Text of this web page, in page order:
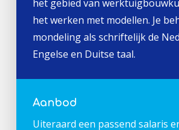
het gebied van
het werken met modellen. Je
mondeling als schriftelijk de
Engelse en Duitse taal.
Aanbod
Uiteraard een passend salaris